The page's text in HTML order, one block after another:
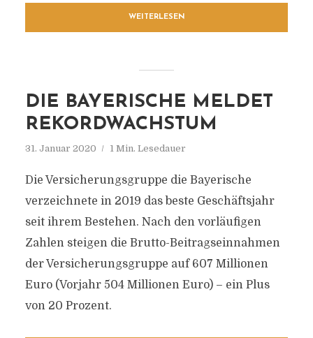
WEITERLESEN
DIE BAYERISCHE MELDET
REKORDWACHSTUM
31. Januar 2020 1 Min. Lesedauer
Die Versicherungsgruppe die Bayerische
verzeichnete in 2019 das beste Geschäftsjahr
seit ihrem Bestehen. Nach den vorläufigen
Zahlen steigen die Brutto-Beitragseinnahmen
der Versicherungsgruppe auf 607 Millionen
Euro (Vorjahr 504 Millionen Euro) – ein Plus
von 20 Prozent.